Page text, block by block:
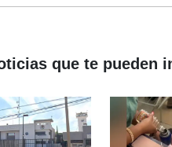
que te pueden